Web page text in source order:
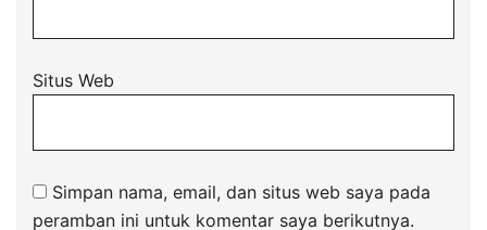
Situs Web
Simpan nama, email, dan situs web saya pada
peramban ini untuk komentar saya berikutnya.